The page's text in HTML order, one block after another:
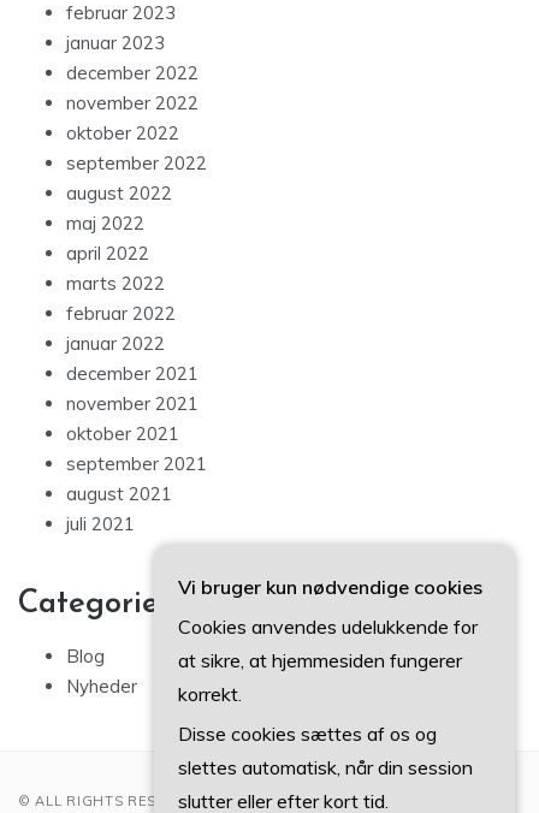
februar 2023
januar 2023
december 2022
november 2022
oktober 2022
september 2022
august 2022
maj 2022
april 2022
marts 2022
februar 2022
januar 2022
december 2021
november 2021
oktober 2021
september 2021
august 2021
juli 2021
Categories
Blog
Nyheder
© ALL RIGHTS RESERVED 2022
Vi bruger kun nødvendige cookies
Cookies anvendes udelukkende for
at sikre, at hjemmesiden fungerer
korrekt.
Disse cookies sættes af os og
slettes automatisk, når din session
slutter eller efter kort tid.